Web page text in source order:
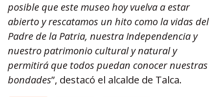
posible que este museo hoy vuelva a estar
abierto y rescatamos un hito como la vidas del
Padre de la Patria, nuestra Independencia y
nuestro patrimonio cultural y natural y
permitirá que todos puedan conocer nuestras
bondades”, destacó el alcalde de Talca.